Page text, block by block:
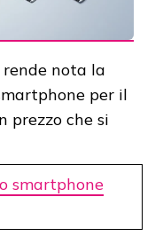
nota la
per il
prezzo che si
smartphone